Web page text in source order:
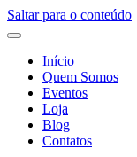
Saltar para o conteúdo
Início
Quem Somos
Eventos
Loja
Blog
Contatos